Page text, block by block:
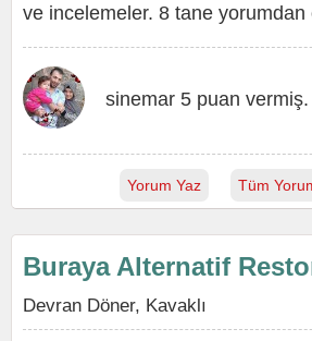
ve incelemeler. 8 tane yorumdan
sinemar 5 puan vermiş.
Yorum Yaz Tüm
Buraya Alternatif
Devran Döner, Kavaklı